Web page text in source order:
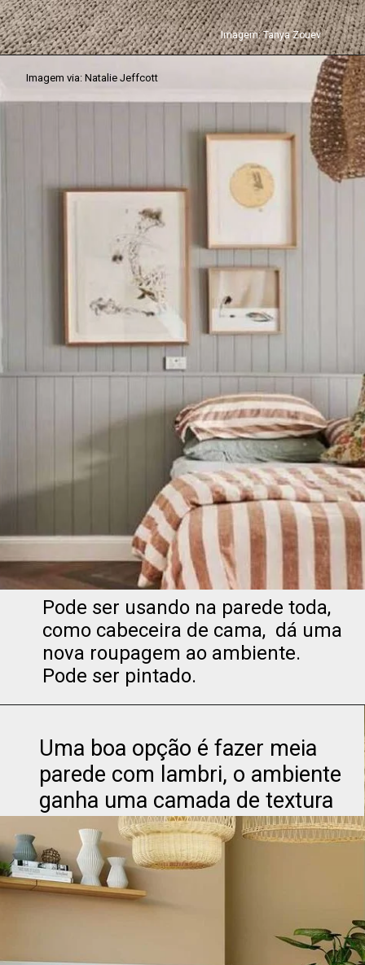
Imagem: Tanya Zouev
Pode ser usando na parede toda,
como cabeceira de cama,  dá uma
nova roupagem ao ambiente.
Pode ser pintado.
Imagem via: Natalie Jeffcott
Uma boa opção é fazer meia
parede com lambri, o ambiente
ganha uma camada de textura